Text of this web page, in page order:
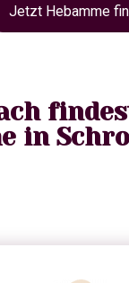
Jetzt Hebamme
in